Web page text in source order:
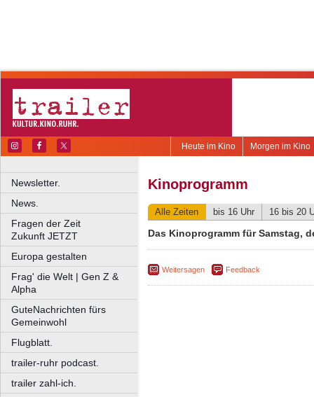
Morgen im Kino
Heute im Kino
Newsletter.
News.
Fragen der Zeit
Zukunft JETZT
Europa gestalten
Frag' die Welt | Gen Z &
Alpha
GuteNachrichten fürs
Gemeinwohl
Flugblatt.
trailer-ruhr podcast.
trailer zahl-ich.
Kinoprogramm
Alle Zeiten bis 16 Uhr 16 bis 20
Das Kinoprogramm für Samstag,
Weitersagen Feedback